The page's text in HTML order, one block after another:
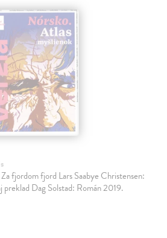
fjordom fjord Lars Saabye Christensen:
preklad Dag Solstad: Román 2019.